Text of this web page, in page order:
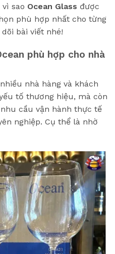
sao Ocean Glass được
phù hợp nhất cho từng
bài viết nhé!
phù hợp cho nhà
nhà hàng và khách
tố thương hiệu, mà còn
cầu vận hành thực tế
nghiệp. Cụ thể là nhờ